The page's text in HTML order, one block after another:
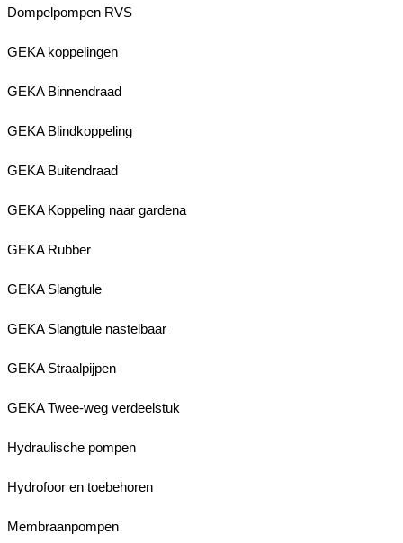
Dompelpompen RVS
GEKA koppelingen
GEKA Binnendraad
GEKA Blindkoppeling
GEKA Buitendraad
GEKA Koppeling naar gardena
GEKA Rubber
GEKA Slangtule
GEKA Slangtule nastelbaar
GEKA Straalpijpen
GEKA Twee-weg verdeelstuk
Hydraulische pompen
Hydrofoor en toebehoren
Membraanpompen